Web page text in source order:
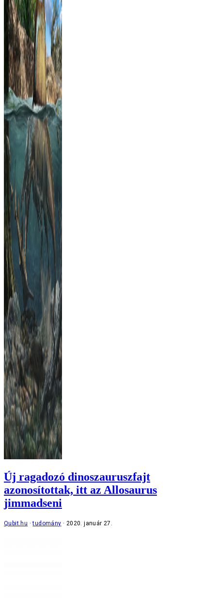
Új ragadozó dinoszauruszfajt
azonosítottak, itt az Allosaurus
jimmadseni
Qubit.hu tudomány 2020. január 27.